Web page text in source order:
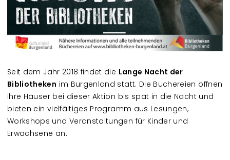
Seit dem Jahr 2018 findet die Lange Nacht der
Bibliotheken im Burgenland statt. Die Büchereien öffnen
ihre Häuser bei dieser Aktion bis spät in die Nacht und
bieten ein vielfältiges Programm aus Lesungen,
Workshops und Veranstaltungen für Kinder und
Erwachsene an.